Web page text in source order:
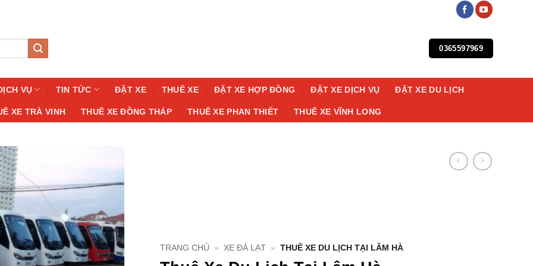
0365597969
VỤ TIN TỨC ĐẶT XE THUÊ XE ĐẶT XE HỢP ĐỒNG ĐẶT XE DỊCH VỤ ĐẶT XE DU LỊCH
XE TRÀ VINH THUÊ XE ĐỒNG THÁP THUÊ XE PHAN THIẾT THUÊ XE VĨNH LONG
TRANG CHỦ » XE ĐÀ LẠT » THUÊ XE DU LỊCH TẠI LÂM HÀ